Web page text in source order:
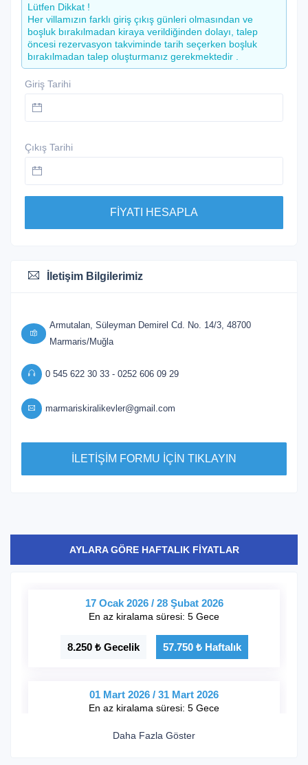
AYLARA GÖRE HAFTALIK FİYATLAR
17 Ocak 2026 / 28 Şubat 2026
En az kiralama süresi: 5 Gece
8.250 ₺ Gecelik 57.750 ₺ Haftalık
01 Mart 2026 / 31 Mart 2026
En az kiralama süresi: 5 Gece
8.825 ₺ Gecelik 61.775 ₺ Haftalık
Daha Fazla Göster
Lütfen Dikkat !
Her villamızın farklı giriş çıkış günleri olmasından ve
boşluk bırakılmadan kiraya verildiğinden dolayı, talep
öncesi rezervasyon takviminde tarih seçerken boşluk
bırakılmadan talep oluşturmanız gerekmektedir .
Giriş Tarihi
Çıkış Tarihi
FİYATI HESAPLA
İletişim Bilgilerimiz
Armutalan, Süleyman Demirel Cd. No. 14/3, 48700
Marmaris/Muğla
0 545 622 30 33 - 0252 606 09 29
marmariskiralikevler@gmail.com
İLETİŞİM FORMU İÇİN TIKLAYIN